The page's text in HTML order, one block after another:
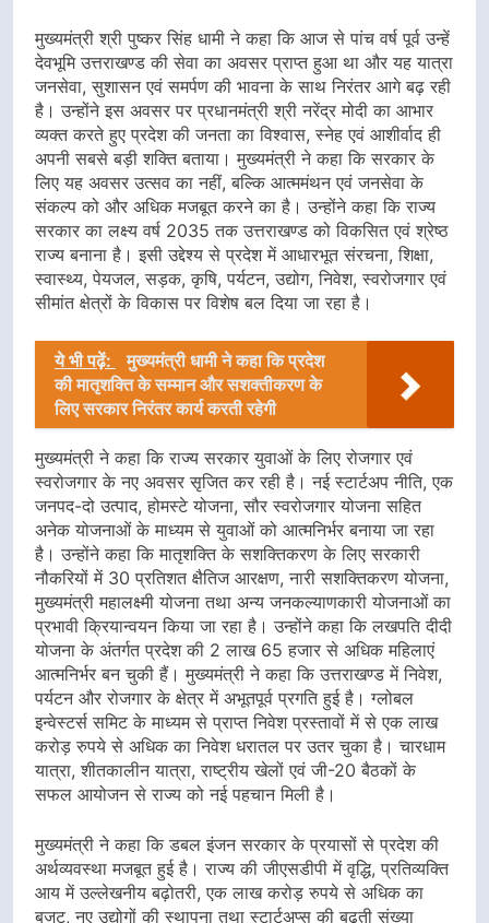
मुख्यमंत्री श्री पुष्कर सिंह धामी ने कहा कि आज से पांच वर्ष पूर्व उन्हें
देवभूमि उत्तराखण्ड की सेवा का अवसर प्राप्त हुआ था और यह यात्रा
जनसेवा, सुशासन एवं समर्पण की भावना के साथ निरंतर आगे बढ़ रही
है। उन्होंने इस अवसर पर प्रधानमंत्री श्री नरेंद्र मोदी का आभार
व्यक्त करते हुए प्रदेश की जनता का विश्वास, स्नेह एवं आशीर्वाद ही
अपनी सबसे बड़ी शक्ति बताया। मुख्यमंत्री ने कहा कि सरकार के
लिए यह अवसर उत्सव का नहीं, बल्कि आत्ममंथन एवं जनसेवा के
संकल्प को और अधिक मजबूत करने का है। उन्होंने कहा कि राज्य
सरकार का लक्ष्य वर्ष 2035 तक उत्तराखण्ड को विकसित एवं श्रेष्ठ
राज्य बनाना है। इसी उद्देश्य से प्रदेश में आधारभूत संरचना, शिक्षा,
स्वास्थ्य, पेयजल, सड़क, कृषि, पर्यटन, उद्योग, निवेश, स्वरोजगार एवं
सीमांत क्षेत्रों के विकास पर विशेष बल दिया जा रहा है।
ये भी पढ़ें:
मुख्यमंत्री धामी ने कहा कि प्रदेश
की मातृशक्ति के सम्मान और सशक्तीकरण के
लिए सरकार निरंतर कार्य करती रहेगी
मुख्यमंत्री ने कहा कि राज्य सरकार युवाओं के लिए रोजगार एवं
स्वरोजगार के नए अवसर सृजित कर रही है। नई स्टार्टअप नीति, एक
जनपद-दो उत्पाद, होमस्टे योजना, सौर स्वरोजगार योजना सहित
अनेक योजनाओं के माध्यम से युवाओं को आत्मनिर्भर बनाया जा रहा
है। उन्होंने कहा कि मातृशक्ति के सशक्तिकरण के लिए सरकारी
नौकरियों में 30 प्रतिशत क्षैतिज आरक्षण, नारी सशक्तिकरण योजना,
मुख्यमंत्री महालक्ष्मी योजना तथा अन्य जनकल्याणकारी योजनाओं का
प्रभावी क्रियान्वयन किया जा रहा है। उन्होंने कहा कि लखपति दीदी
योजना के अंतर्गत प्रदेश की 2 लाख 65 हजार से अधिक महिलाएं
आत्मनिर्भर बन चुकी हैं। मुख्यमंत्री ने कहा कि उत्तराखण्ड में निवेश,
पर्यटन और रोजगार के क्षेत्र में अभूतपूर्व प्रगति हुई है। ग्लोबल
इन्वेस्टर्स समिट के माध्यम से प्राप्त निवेश प्रस्तावों में से एक लाख
करोड़ रुपये से अधिक का निवेश धरातल पर उतर चुका है। चारधाम
यात्रा, शीतकालीन यात्रा, राष्ट्रीय खेलों एवं जी-20 बैठकों के
सफल आयोजन से राज्य को नई पहचान मिली है।
मुख्यमंत्री ने कहा कि डबल इंजन सरकार के प्रयासों से प्रदेश की
अर्थव्यवस्था मजबूत हुई है। राज्य की जीएसडीपी में वृद्धि, प्रतिव्यक्ति
आय में उल्लेखनीय बढ़ोतरी, एक लाख करोड़ रुपये से अधिक का
बजट, नए उद्योगों की स्थापना तथा स्टार्टअप्स की बढ़ती संख्या